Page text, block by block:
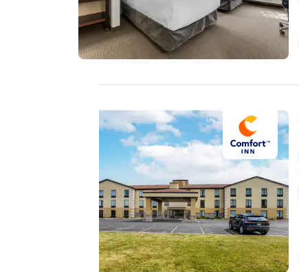
Privatsphäre
ist uns
wichtig.
Unsere Website
verwendet Cookies,